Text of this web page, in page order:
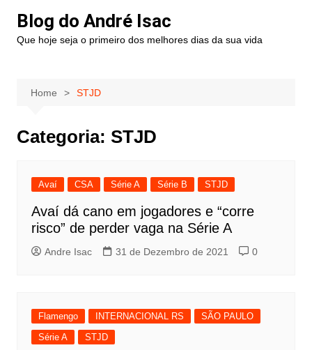
Blog do André Isac
Que hoje seja o primeiro dos melhores dias da sua vida
Home STJD
Categoria: STJD
Avaí CSA Série A Série B STJD
Avaí dá cano em jogadores e “corre
risco” de perder vaga na Série A
Andre Isac 31 de Dezembro de 2021 0
Flamengo INTERNACIONAL RS
SÃO PAULO
Série A
STJD